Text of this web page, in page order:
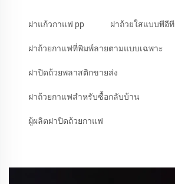
ฝาแก้วกาแฟ pp ฝาถ้วยใสแบบพีอีที
ฝาถ้วยกาแฟที่พิมพ์ลายตามแบบเฉพาะ
ฝาปิดถ้วยพลาสติกขายส่ง
ฝาถ้วยกาแฟสำหรับซื้อกลับบ้าน
ผู้ผลิตฝาปิดถ้วยกาแฟ